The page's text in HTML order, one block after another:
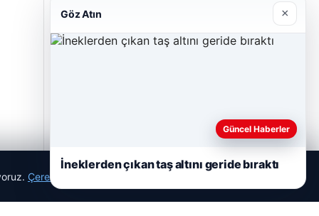
Çerez Politikamız
Göz Atın ×
Güncel Haberler
İneklerden çıkan taş altını geride bıraktı